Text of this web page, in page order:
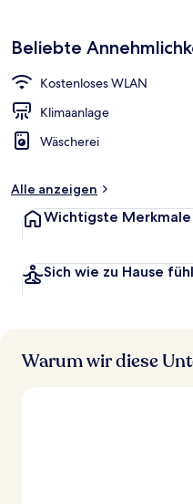
Beliebte
Kostenloses WLAN
Klimaanlage
Wäscherei
Alle anzeigen
Wichtigste Merkmale
Sich wie zu Hause
Warum wir diese